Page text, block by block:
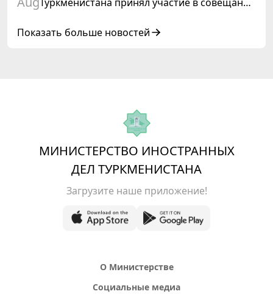
сотрудничества «Центральная Азия –
Показать больше новостей
МИНИСТЕРСТВО ИНОСТРАННЫХ
ДЕЛ ТУРКМЕНИСТАНА
Загрузите наше приложение!
О Министерстве
Социальные медиа